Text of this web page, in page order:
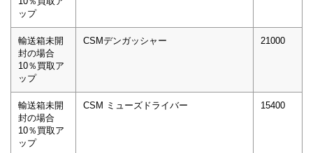
ップ
輸送箱未開
封の場合
10％買取ア
ップ
CSMデンガッシャー 21000
輸送箱未開
封の場合
10％買取ア
ップ
CSM ミューズドライバー 15400